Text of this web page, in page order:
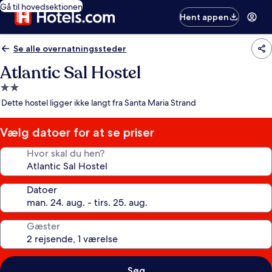
Gå til hovedsektionen
Hent appen
Se alle overnatningssteder
Atlantic Sal Hostel
2.0-
stjernet
Dette hostel ligger ikke langt fra Santa Maria Strand
Vælg datoer for at se priser
Hvor skal du hen?
Datoer
Gæster